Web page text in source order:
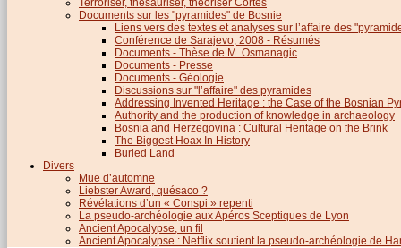
Documents sur les "pyramides" de Bosnie
Liens vers des textes et analyses sur l’affaire des
Conférence de Sarajevo, 2008 - Résumés
Documents - Thèse de M. Osmanagic
Documents - Presse
Documents - Géologie
Discussions sur "l’affaire" des pyramides
Addressing Invented Heritage : the Case of the Bosnian
Authority and the production of knowledge in archaeology
Bosnia and Herzegovina : Cultural Heritage on the Brink
The Biggest Hoax In History
Buried Land
Divers
Mue d’automne
Liebster Award, quésaco ?
Révélations d’un « Conspi » repenti
La pseudo-archéologie aux Apéros Sceptiques de Lyon
Ancient Apocalypse, un fil
Ancient Apocalypse : Netflix soutient la pseudo-archéologie de